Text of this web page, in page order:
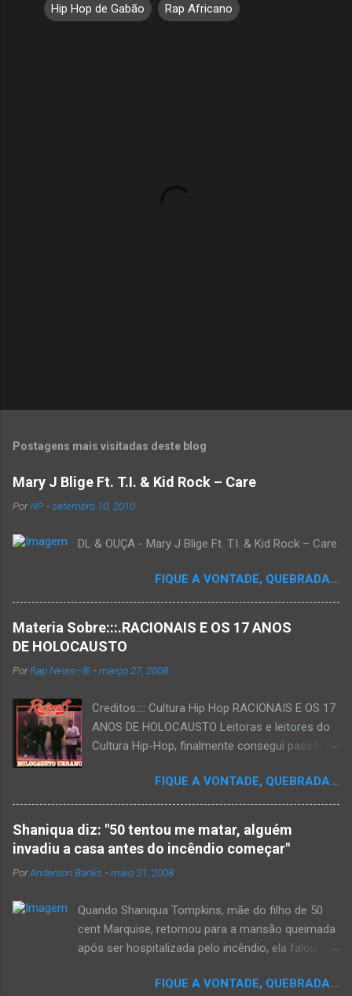
Hip Hop de Gabão Rap Africano
Postagens mais visitadas deste blog
Mary J Blige Ft. T.I. & Kid Rock – Care
PorNP -setembro 10, 2010
DL & OUÇA - Mary J Blige Ft. T.I. & Kid Rock – Care
FIQUE A VONTADE, QUEBRADA...
Materia Sobre:::.RACIONAIS E OS 17 ANOS
DE HOLOCAUSTO
PorRap News--® -março 27, 2008
Creditos:::: Cultura Hip Hop RACIONAIS E OS 17
ANOS DE HOLOCAUSTO Leitoras e leitores do
Cultura Hip-Hop, finalmente consegui passar
que há muito tempo vinha maturando: uma
espécie de "ensaio-tributo" ao disco mais
importante do rap brasileiro, que completará 17
anos agora em 2008. Falo de "Holocausto
Urbano", do grupo paulistano Racionais MC's.
Como de costume, uma pequena digressão. É
que o brasileiro não tem memória. Fala-se
muito por aí que não cultuamos nossos
antepassados nem nossa rica história
cabe a nós, formadores de opinião
FIQUE A VONTADE, QUEBRADA...
Shaniqua diz: "50 tentou me matar, alguém
invadiu a casa antes do incêndio começar"
PorAnderson Banks -maio 31, 2008
Quando Shaniqua Tompkins, mãe do filho de 50
cent Marquise, retornou para a mansão queimada
após ser hospitalizada pelo incêndio, ela falou
argumentações ao jornal. quando um repórter
FIQUE A VONTADE, QUEBRADA...